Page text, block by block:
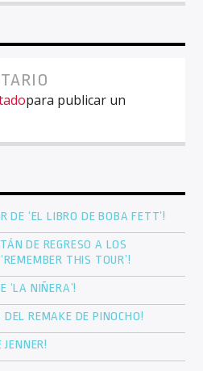
para publicar un
DE ‘EL LIBRO DE BOBA FETT’!
DE REGRESO A LOS
THIS TOUR’!
‘LA NIÑERA’!
REMAKE DE PINOCHO!